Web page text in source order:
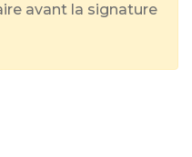
avant la signature